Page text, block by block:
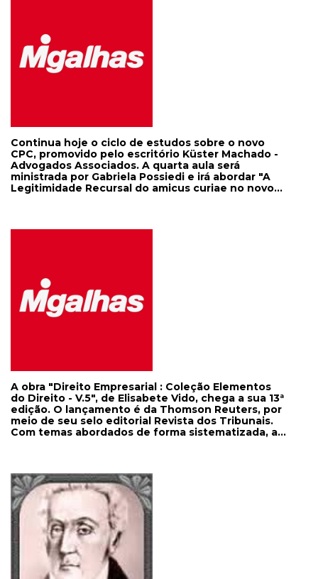
Continua hoje o ciclo de estudos sobre o novo
CPC, promovido pelo escritório Küster Machado -
Advogados Associados. A quarta aula será
ministrada por Gabriela Possiedi e irá abordar "A
Legitimidade Recursal do amicus curiae no novo
Advogados, será moderador do painel "Crimes
A obra "Direito Empresarial : Coleção Elementos
do Direito - V.5", de Elisabete Vido, chega a sua 13ª
edição. O lançamento é da Thomson Reuters, por
meio de seu selo editorial Revista dos Tribunais.
Com temas abordados de forma sistematizada, a
"A Redução da Menor Idade Penal : Avanço ou
Retrocesso Social?", do desembargador Paulo
Rangel. O evento será no TJ/RJ, a partir das 17h.